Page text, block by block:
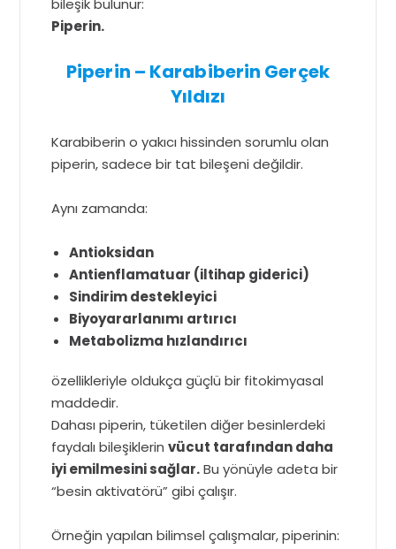
Piperin.
Piperin – Karabiberin Gerçek
Yıldızı
Karabiberin o yakıcı hissinden sorumlu olan
piperin, sadece bir tat bileşeni değildir.
Aynı zamanda:
Antioksidan
Antienflamatuar (iltihap giderici)
Sindirim destekleyici
Biyoyararlanımı artırıcı
Metabolizma hızlandırıcı
özellikleriyle oldukça güçlü bir fitokimyasal
maddedir.
Dahası piperin, tüketilen diğer besinlerdeki
faydalı bileşiklerinvücut tarafından daha
iyi emilmesini sağlar.Bu yönüyle adeta bir
“besin aktivatörü” gibi çalışır.
Örneğin yapılan bilimsel çalışmalar, piperinin: